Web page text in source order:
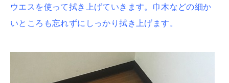
ウエスを使って拭き上げていきます。巾木などの細か
いところも忘れずにしっかり拭き上げます。